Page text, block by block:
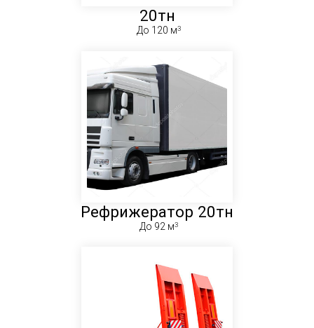
20тн
До 120 м
Рефрижератор 20тн
До 92 м